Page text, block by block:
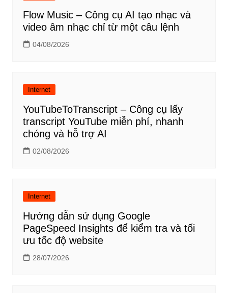
Flow Music – Công cụ AI tạo nhạc và
video âm nhạc chỉ từ một câu lệnh
04/08/2026
Internet
YouTubeToTranscript – Công cụ lấy
transcript YouTube miễn phí, nhanh
chóng và hỗ trợ AI
02/08/2026
Internet
Hướng dẫn sử dụng Google
PageSpeed Insights để kiểm tra và tối
ưu tốc độ website
28/07/2026